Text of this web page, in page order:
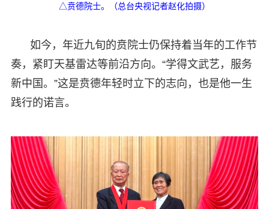
△贲德院士。（总台央视记者赵化拍摄）
如今，年近九旬的贲院士仍保持着当年的工作节
奏，紧盯天基雷达等前沿方向。“学得文武艺，服务
新中国。”这是贲德年轻时立下的志向，也是他一生
践行的诺言。